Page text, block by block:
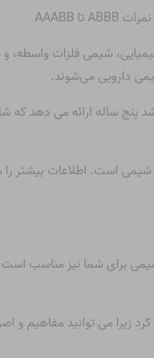
شیمی فلزات واسطه،
دارویی می‌شوند.
ساله ارائه می دهد که
است. اطلاعات بیشتر را
شما نیز مناسب است.
زیرا می توانید مفاهیم و